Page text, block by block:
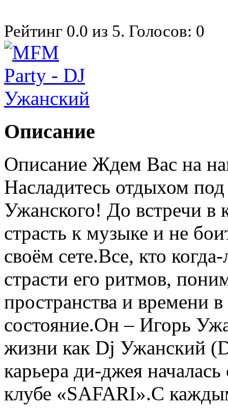
Рейтинг 0.0 из 5. Голосов: 0
Описание
Описание Ждем Вас на
Насладитесь отдыхом
Ужанского! До встречи
страсть к музыке и не
своём сете.Все, кто
страсти его ритмов,
пространства и времени
состояние.Он – Игорь
жизни как Dj Ужанский
карьера ди-джея
клубе «SAFARI».С